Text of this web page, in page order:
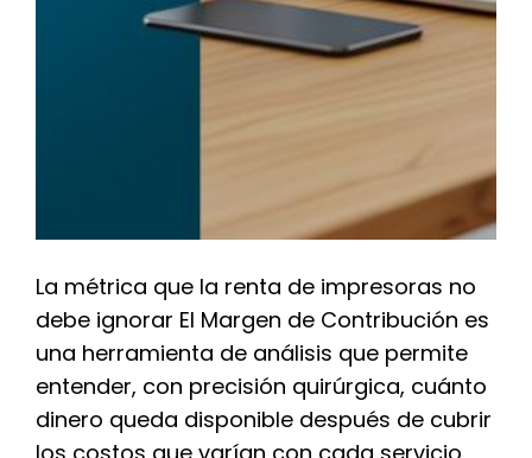
La métrica que la renta de impresoras no
debe ignorar El Margen de Contribución es
una herramienta de análisis que permite
entender, con precisión quirúrgica, cuánto
dinero queda disponible después de cubrir